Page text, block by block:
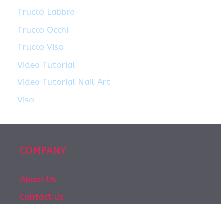
Trucco Labbra
Trucco Occhi
Trucco Viso
Video Tutorial
Video Tutorial Nail Art
Viso
COMPANY
About Us
Contact Us